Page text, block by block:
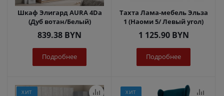
Шкаф Элигард AURA 4Dа
(Дуб вотан/Белый)
839.38 BYN
Подробнее
Тахта Лама-мебель Эльза
1 (Наоми 5/ Левый угол)
1 125.90BYN
Подробнее
ХИТ ХИТ